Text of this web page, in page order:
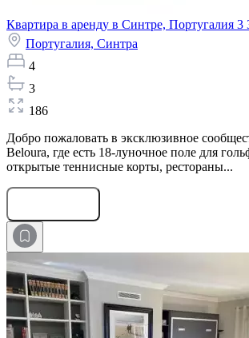
Квартира в аренду в Синтре, Португалия 3
Португалия, Синтра
4
3
186
Добро пожаловать в эксклюзивное
Beloura, где есть 18-луночное поле для
открытые теннисные корты, рестораны...